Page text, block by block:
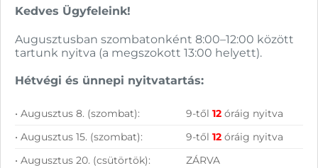
Hírlevelünkről bármikor leiratkozhatsz.
Elfogadom az ÁSZF-ben található
adatkezelési tájékoztatót.
FELIRATKOZOM
Kedves Ügyfeleink!
Augusztusban szombatonként 8:00–12:00 között
tartunk nyitva (a megszokott 13:00 helyett).
Hétvégi és ünnepi nyitvatartás:
• Augusztus 8. (szombat): 9-től12 óráig nyitva
• Augusztus 15. (szombat):
9-től12 óráig nyitva
• Augusztus 20. (csütörtök):
ZÁRVA